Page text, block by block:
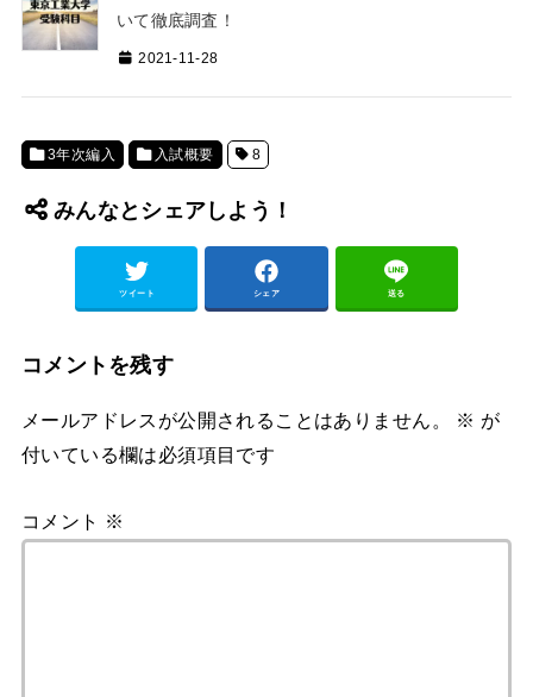
いて徹底調査！
2021-11-28
3年次編入 入試概要 8
みんなとシェアしよう！
ツイート シェア 送る
コメントを残す
メールアドレスが公開されることはありません。 ※ が
付いている欄は必須項目です
コメント ※